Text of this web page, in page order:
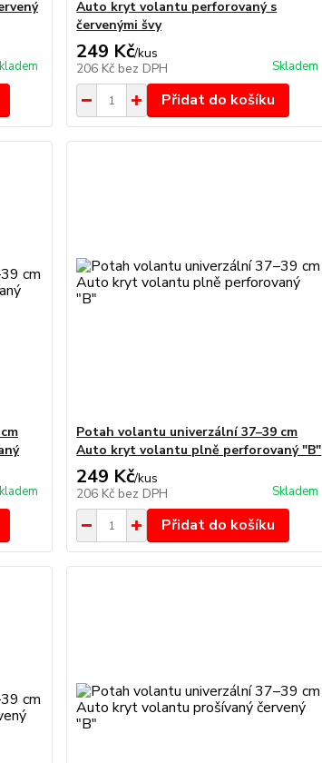
Auto kryt volantu perforovaný s
červenými švy
249 Kč/kus
206 Kč bez DPH Skladem
Přidat do košíku
Potah volantu univerzální 37–39 cm
Auto kryt volantu plně perforovaný "B"
249 Kč/kus
206 Kč bez DPH Skladem
Přidat do košíku